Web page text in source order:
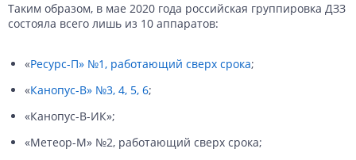
Таким образом, в мае 2020 года российская группировка ДЗЗ
состояла всего лишь из 10 аппаратов:
«Ресурс-П» №1, работающий сверх срока;
«Канопус-В» №3, 4, 5, 6;
«Канопус-В-ИК»;
«Метеор-М» №2, работающий сверх срока;